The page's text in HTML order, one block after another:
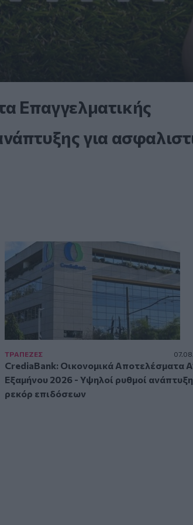
Επαγγελματικής
για
ΤΡAΠΕΖΕΣ
CrediaBank: Οικονομικά Αποτελέσματα
Εξαμήνου 2026 - Υψηλοί ρυθμοί
ρεκόρ επιδόσεων